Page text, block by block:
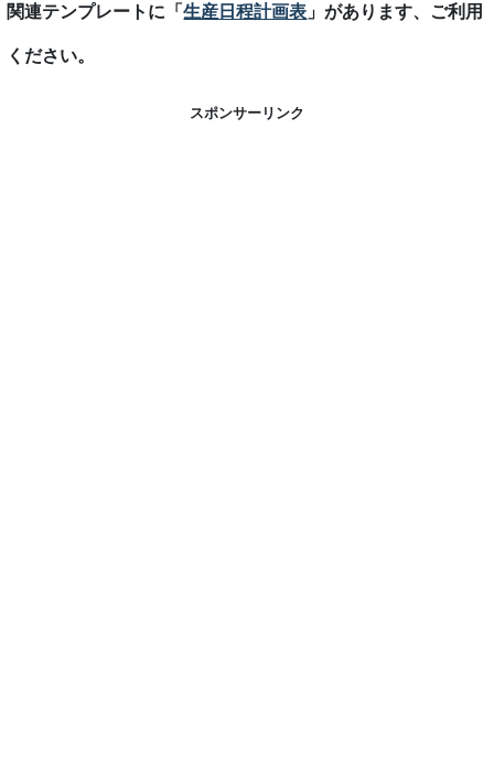
関連テンプレートに「生産日程計画表 」があります、ご利用
ください。
スポンサーリンク